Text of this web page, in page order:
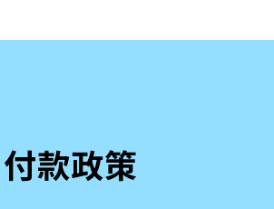
付款政策